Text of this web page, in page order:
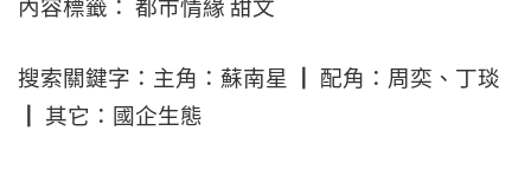
內容標籤： 都市情緣 甜文
搜索關鍵字：主角：蘇南星 ┃ 配角：周奕、丁琰
┃ 其它：國企生態